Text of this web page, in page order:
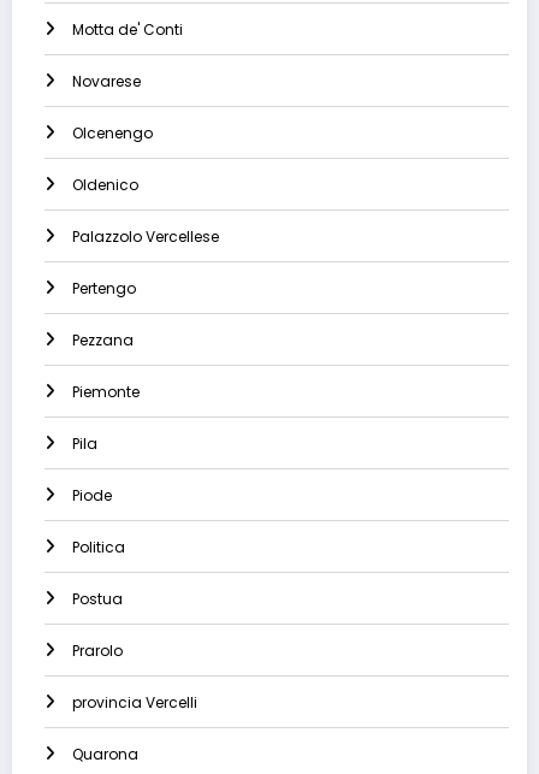
Motta de' Conti
Novarese
Olcenengo
Oldenico
Palazzolo Vercellese
Pertengo
Pezzana
Piemonte
Pila
Piode
Politica
Postua
Prarolo
provincia Vercelli
Quarona